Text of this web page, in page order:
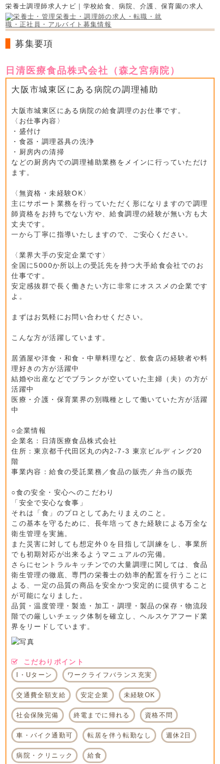
栄養士調理師求人ナビ｜学校給食、病院、介護、保育園の求人
募集要項
日清医療食品株式会社（森之宮病院）
大阪市城東区にある病院の調理補助
大阪市城東区にある病院の給食調理のお仕事です。
〈お仕事内容〉
・盛付け
・食器・調理器具の洗浄
・厨房内の清掃
などの厨房内での調理補助業務をメインに行っていただけ
ます。
〈無資格・未経験OK〉
主にサポート業務を行っていただく形になりますので調理
師資格をお持ちでない方や、給食調理の経験が無い方も大
丈夫です。
一から丁寧に指導いたしますので、ご安心ください。
〈業界大手の安定企業です〉
全国に5000か所以上の受託先を持つ大手給食会社でのお
仕事です。
安定感抜群で長く働きたい方に非常にオススメの企業です
よ。
まずはお気軽にお問い合わせください。
こんな方が活躍しています。
居酒屋や洋食・和食・中華料理など、飲食店の経験者や料
理好きの方が活躍中
結婚や出産などでブランクが空いていた主婦（夫）の方が
活躍中
医療・介護・保育業界の別職種として働いていた方が活躍
中
○企業情報
企業名：日清医療食品株式会社
住所：東京都千代田区丸の内2-7-3 東京ビルディング20
階
事業内容：給食の受託業務／食品の販売／弁当の販売
○食の安全・安心へのこだわり
「安全で安心な食事」
それは「食」のプロとしてあたりまえのこと。
この基本を守るために、長年培ってきた経験による万全な
衛生管理を実施。
また災害に対しても想定外０を目指して訓練をし、事業所
でも初期対応が出来るようマニュアルの完備。
さらにセントラルキッチンでの大量調理に関しては、食品
衛生管理の徹底、専門の栄養士の効率的配置を行うことに
よる、一定の品質の商品を安全かつ安定的に提供すること
が可能になりました。
品質・温度管理・製造・加工・調理・製品の保存・物流段
階での厳しいチェック体制を確立し、ヘルスケアフード業
界をリードしています。
こだわりポイント
I・Uターン ワークライフバランス充実
交通費全額支給 安定企業 未経験OK
社会保険完備 終電までに帰れる 資格不問
車・バイク通勤可 転居を伴う転勤なし 週休2日
病院・クリニック 給食